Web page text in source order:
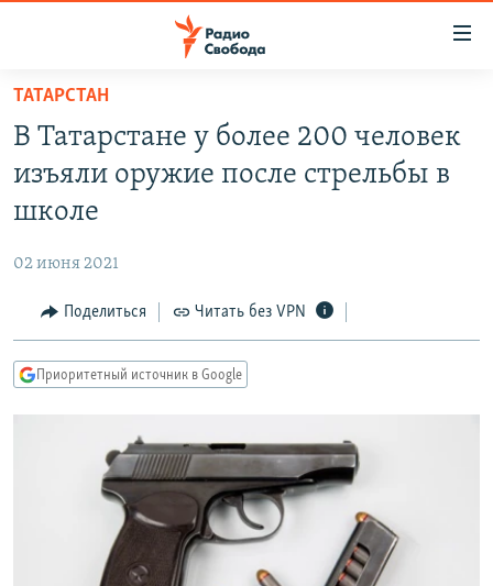
упрощенного
доступа
основному
Вернутся
Вернутся
ПОДКАСТЫ
АВТОРСКИЕ ПРОЕКТЫ
МНЕНИЯ
КУЛЬТУРА
КАВКАЗ.РЕАЛИИ
СЕВЕР.РЕАЛИИ
СИБИРЬ.РЕАЛИИ
РАСПИСАНИЕ ВЕЩАНИЯ
ПОДПИШИТЕСЬ НА РАССЫЛКУ
ТАТАРСТАН
В Татарстане у более 200 человек
изъяли оружие после стрельбы в
школе
02 июня 2021
Поделиться Читать без VPN
Приоритетный источник в Google